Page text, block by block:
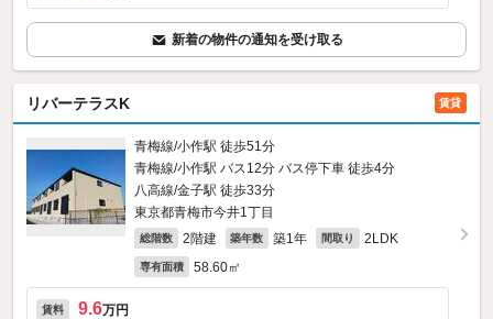
新着の物件の通知を受け取る
リバーテラスK 賃貸
青梅線/小作駅 徒歩51分
青梅線/小作駅 バス12分 バス停下車 徒歩4分
八高線/金子駅 徒歩33分
東京都青梅市今井1丁目
総階数 2階建 築年数 築1年 間取り 2LDK
専有面積 58.60㎡
賃料 9.6万円